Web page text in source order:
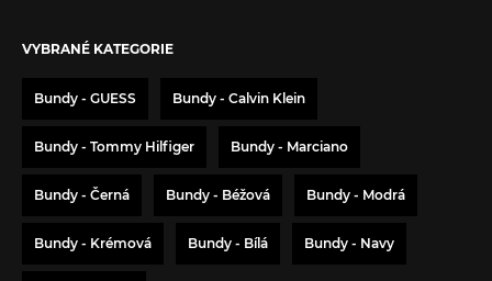
VYBRANÉ KATEGORIE
Bundy - GUESS Bundy - Calvin Klein
Bundy - Tommy Hilfiger Bundy - Marciano
Bundy - Černá Bundy - Béžová Bundy - Modrá
Bundy - Krémová Bundy - Bílá Bundy - Navy